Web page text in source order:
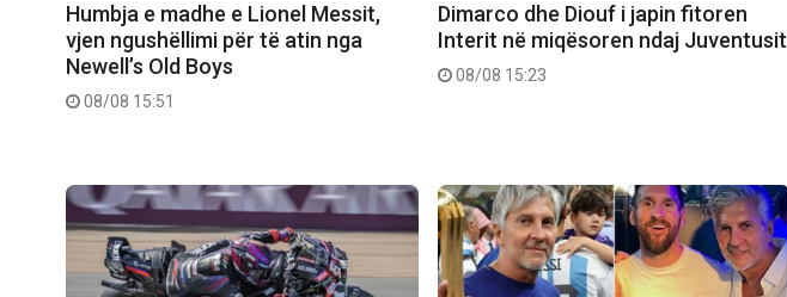
Humbja e madhe e Lionel Messit,
vjen ngushëllimi për të atin nga
Newell’s Old Boys
08/08 15:51
Dimarco dhe Diouf i japin fitoren
Interit në miqësoren ndaj Juventusit
08/08 15:23